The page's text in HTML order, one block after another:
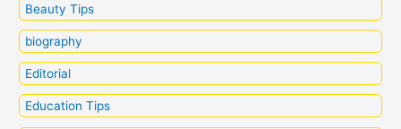
Beauty Tips
biography
Editorial
Education Tips